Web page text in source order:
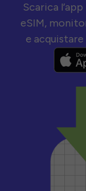
Scarica
eSIM,
e